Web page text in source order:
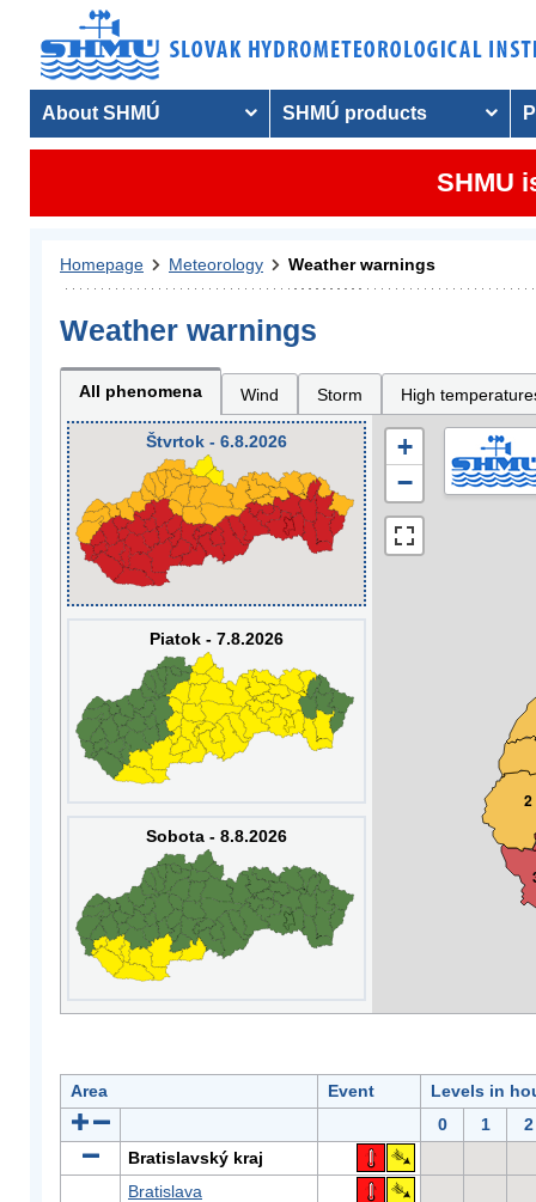
About SHMÚ SHMÚ products
SHMU
Homepage Meteorology Weather warnings
Weather warnings
All phenomena Wind Storm High
Štvrtok - 6.8.2026
Piatok - 7.8.2026
Sobota - 8.8.2026
2
+
−
Area Event
Levels in
0
1
2
Bratislavský kraj
Bratislava